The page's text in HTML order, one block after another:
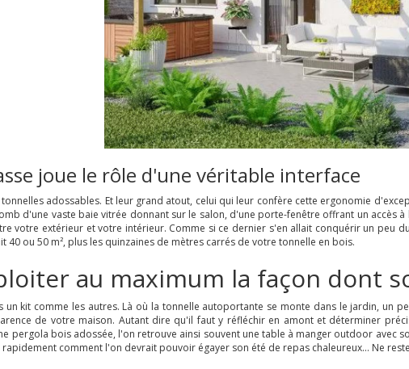
joue le rôle d'une véritable interface
adossables. Et leur grand atout, celui qui leur confère cette ergonomie
d'une vaste baie vitrée donnant sur le salon, d'une porte-fenêtre offrant un
votre extérieur et votre intérieur. Comme si ce dernier s'en allait conquérir un peu
40 ou 50 m², plus les quinzaines de mètres carrés de votre tonnelle en bois.
au maximum la façon dont
un kit comme les autres. Là où la tonnelle autoportante se monte dans le jardin, un
de votre maison. Autant dire qu'il faut y réfléchir en amont et déterminer
pergola bois adossée, l'on retrouve ainsi souvent une table à manger outdoor avec
comment l'on devrait pouvoir égayer son été de repas chaleureux... Ne